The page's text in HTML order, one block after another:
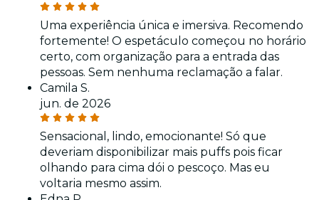
Uma experiência única e imersiva. Recomendo
fortemente! O espetáculo começou no horário
certo, com organização para a entrada das
pessoas. Sem nenhuma reclamação a falar.
Camila S.
jun. de 2026
Sensacional, lindo, emocionante! Só que
deveriam disponibilizar mais puffs pois ficar
olhando para cima dói o pescoço. Mas eu
voltaria mesmo assim.